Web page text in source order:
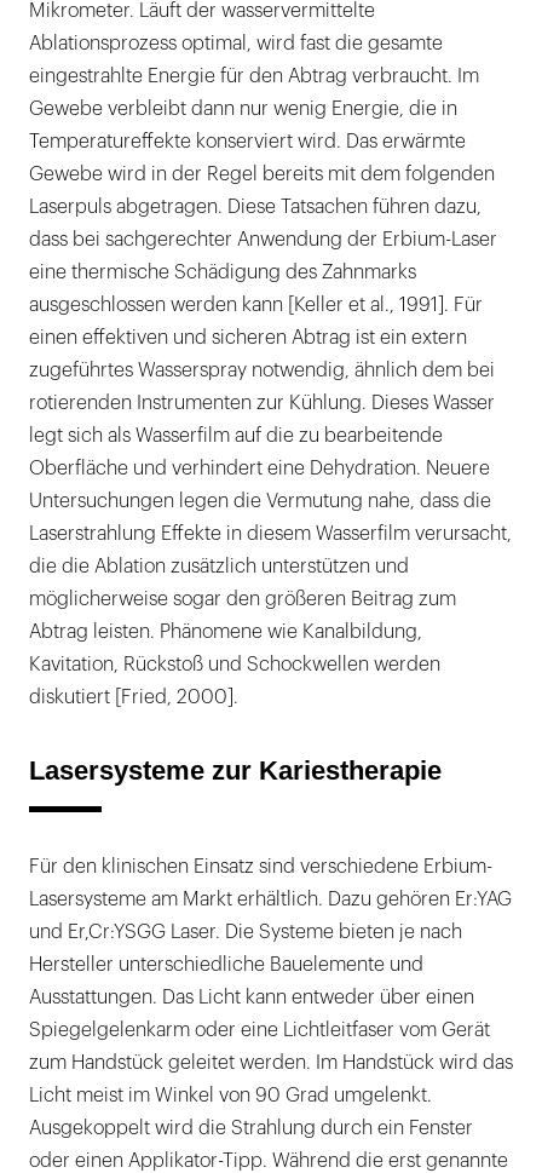
Mikrometer. Läuft der wasservermittelte
Ablationsprozess optimal, wird fast die gesamte
eingestrahlte Energie für den Abtrag verbraucht. Im
Gewebe verbleibt dann nur wenig Energie, die in
Temperatureffekte konserviert wird. Das erwärmte
Gewebe wird in der Regel bereits mit dem folgenden
Laserpuls abgetragen. Diese Tatsachen führen dazu,
dass bei sachgerechter Anwendung der Erbium-Laser
eine thermische Schädigung des Zahnmarks
ausgeschlossen werden kann [Keller et al., 1991]. Für
einen effektiven und sicheren Abtrag ist ein extern
zugeführtes Wasserspray notwendig, ähnlich dem bei
rotierenden Instrumenten zur Kühlung. Dieses Wasser
legt sich als Wasserfilm auf die zu bearbeitende
Oberfläche und verhindert eine Dehydration. Neuere
Untersuchungen legen die Vermutung nahe, dass die
Laserstrahlung Effekte in diesem Wasserfilm verursacht,
die die Ablation zusätzlich unterstützen und
möglicherweise sogar den größeren Beitrag zum
Abtrag leisten. Phänomene wie Kanalbildung,
Kavitation, Rückstoß und Schockwellen werden
diskutiert [Fried, 2000].
Lasersysteme zur Kariestherapie
Für den klinischen Einsatz sind verschiedene Erbium-
Lasersysteme am Markt erhältlich. Dazu gehören Er:YAG
und Er,Cr:YSGG Laser. Die Systeme bieten je nach
Hersteller unterschiedliche Bauelemente und
Ausstattungen. Das Licht kann entweder über einen
Spiegelgelenkarm oder eine Lichtleitfaser vom Gerät
zum Handstück geleitet werden. Im Handstück wird das
Licht meist im Winkel von 90 Grad umgelenkt.
Ausgekoppelt wird die Strahlung durch ein Fenster
oder einen Applikator-Tipp. Während die erst genannte